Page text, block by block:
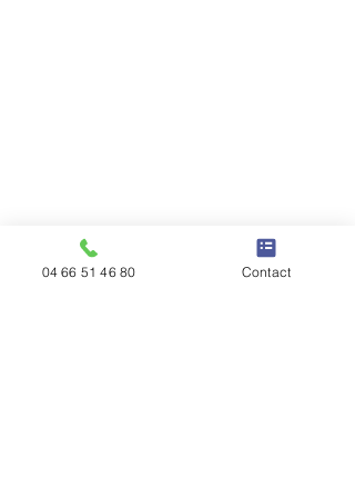
04 66 51 46 80 Contact